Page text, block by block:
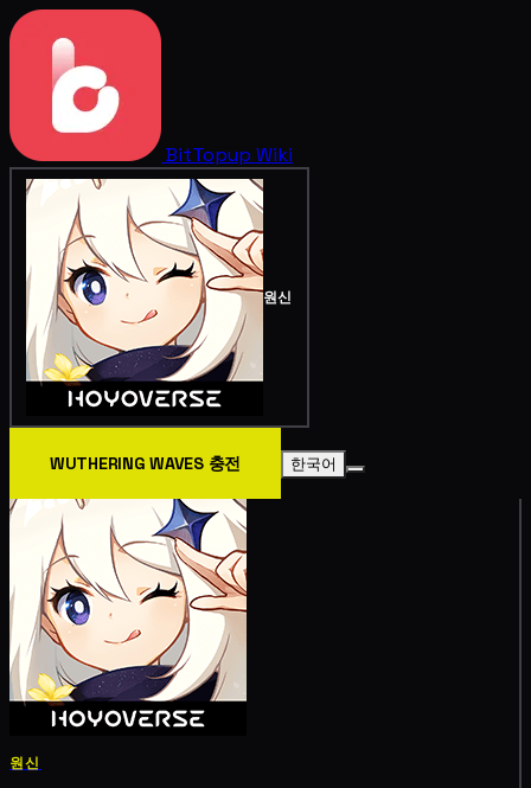
BitTopup Wiki
원신
WUTHERING WAVES 충전 한국어
원신